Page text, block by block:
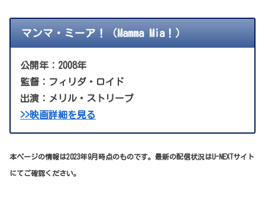
マンマ・ミーア！（Mamma Mia！）
公開年：2008年
監督：フィリダ・ロイド
出演：メリル・ストリープ
>>映画詳細を見る
本ページの情報は2023年9月時点のものです。最新の配信状況はU-NEXTサイト
にてご確認ください。